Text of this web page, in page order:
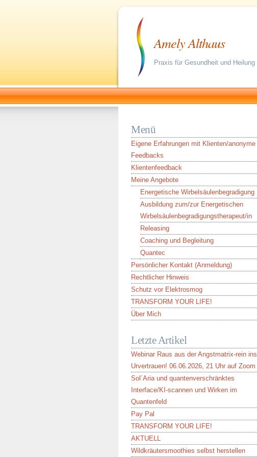
Amely Althaus
Praxis für Gesundheit und Heilung
Menü
Eigene Erfahrungen mit Klienten/anonyme
Feedbacks
Klientenfeedback
Meine Angebote
Energetische Wirbelsäulenbegradigung
Ausbildung zum/zur Energetischen
Wirbelsäulenbegradigungstherapeut/in
Releasing
Coaching und Begleitung
Quantec
Persönlicher Kontakt (Anmeldung)
Rechtlicher Hinweis
Schutz vor Elektrosmog
TRANSFORM YOUR LIFE!
Über Mich
Letzte Artikel
Webinar Raus aus der Angstmatrix-rein ins
Urvertrauen! 06.06.2026, 21 Uhr auf Zoom
Sol´Aria und quantenverschränktes
Interface/KI-scannen und Wirken im
Quantenfeld
Pay Pal
TRANSFORM YOUR LIFE!
AKTUELL
Wildkräutersmoothies selbst herstellen